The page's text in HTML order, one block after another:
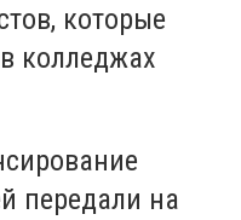
которые
колледжах
передали на